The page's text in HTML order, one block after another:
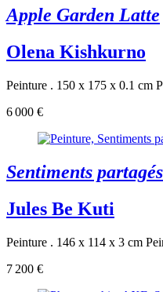
Apple Garden Latte
Olena Kishkurno
Peinture . 150 x 175 x 0.1 cm
6 000 €
Sentiments
Jules Be Kuti
Peinture . 146 x 114 x 3 cm
7 200 €